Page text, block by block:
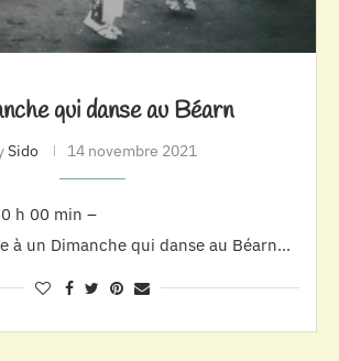
qui danse au Béarn
Sido 14 novembre 2021
h 00 min –
à un Dimanche qui danse au Béarn…